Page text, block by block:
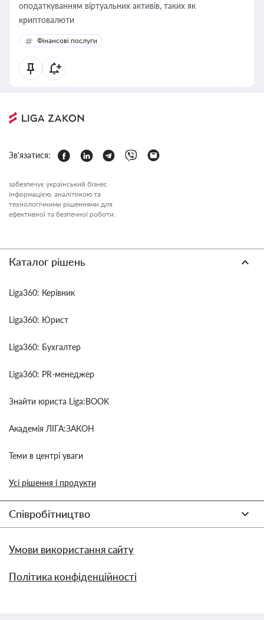
оподаткуванням віртуальних активів, таких як
криптовалюти
Фінансові послуги
Зв'язатися:
забезпечує український бізнес
інформацією, аналітикою та
технологічними рішеннями для
ефективної та безпечної роботи.
Каталог рішень
Liga360: Керівник
Liga360: Юрист
Liga360: Бухгалтер
Liga360: PR-менеджер
Знайти юриста Liga:BOOK
Академія ЛІГА:ЗАКОН
Теми в центрі уваги
Усі рішення і продукти
Співробітництво
Умови використання сайту
Політика конфіденційності